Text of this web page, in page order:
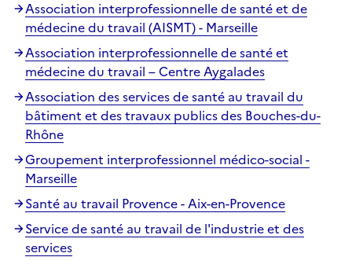
Association interprofessionnelle de santé et de
médecine du travail (AISMT) - Marseille
Association interprofessionnelle de santé et
médecine du travail – Centre Aygalades
Association des services de santé au travail du
bâtiment et des travaux publics des Bouches-du-
Rhône
Groupement interprofessionnel médico-social -
Marseille
Santé au travail Provence - Aix-en-Provence
Service de santé au travail de l'industrie et des
services